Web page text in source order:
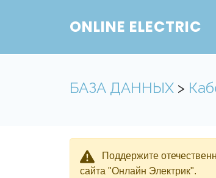
ONLINE ELECTRIC
БАЗА ДАННЫХ >
Поддержите
сайта "Онлайн Электрик".